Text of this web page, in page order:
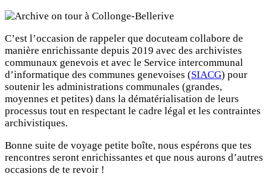
C’est l’occasion de rappeler que docuteam collabore de
manière enrichissante depuis 2019 avec des archivistes
communaux genevois et avec le Service intercommunal
d’informatique des communes genevoises (SIACG) pour
soutenir les administrations communales (grandes,
moyennes et petites) dans la dématérialisation de leurs
processus tout en respectant le cadre légal et les contraintes
archivistiques.
Bonne suite de voyage petite boîte, nous espérons que tes
rencontres seront enrichissantes et que nous aurons d’autres
occasions de te revoir !